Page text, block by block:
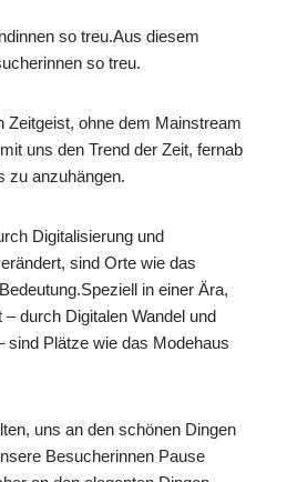
so treu.Aus diesem
so treu.
Zeitgeist, ohne dem Mainstream
uns den Trend der Zeit, fernab
zu anzuhängen.
Digitalisierung und
sind Orte wie das
in einer Ära,
durch Digitalen Wandel und
sind Plätze wie das Modehaus
uns an den schönen Dingen
Besucherinnen Pause